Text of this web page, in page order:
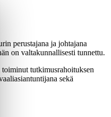
perustajana ja johtajana
on valtakunnallisesti tunnettu.
tutkimusrahoituksen
sekä